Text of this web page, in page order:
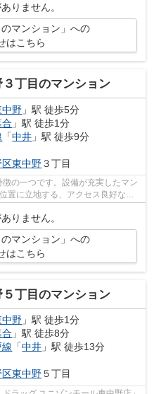
りません。
のマンション」への
はこちら
丁目のマンション
中野 」駅 徒歩5分
合 」駅 徒歩1分
「中井 」駅 徒歩9分
区東中野３丁目
の一つです。設備が充実したマン
置に立地する、アクセス良好な物
りません。
のマンション」への
はこちら
丁目のマンション
中野 」駅 徒歩1分
合 」駅 徒歩8分
「中井 」駅 徒歩13分
区東中野５丁目